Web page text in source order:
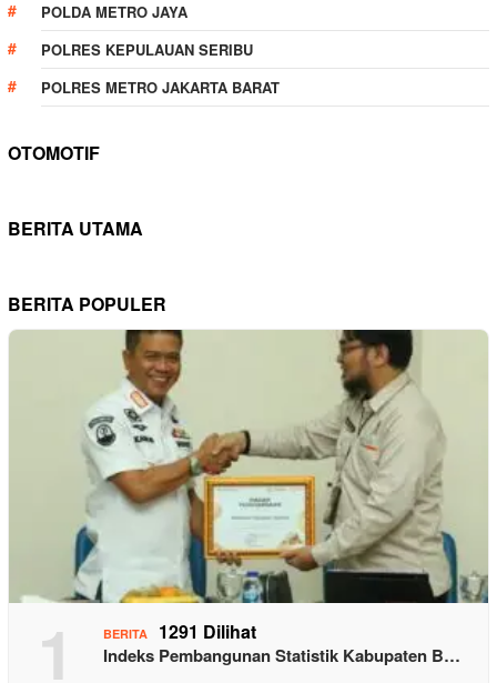
POLDA METRO JAYA
POLRES KEPULAUAN SERIBU
POLRES METRO JAKARTA BARAT
OTOMOTIF
BERITA UTAMA
BERITA POPULER
1 BERITA 1291 Dilihat
Indeks Pembangunan Statistik Kabupaten B…